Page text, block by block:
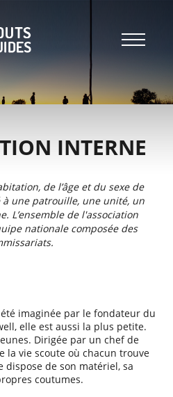
Header
INTERNE
de l’âge et du sexe de
à une patrouille, une unité, un
L’ensemble de l'association
nationale composée des
imaginée par le fondateur du
elle est aussi la plus petite.
Dirigée par un chef de
la vie scoute où chacun trouve
dispose de son matériel, sa
coutumes.